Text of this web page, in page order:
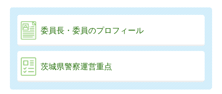
委員長・委員のプロフィール
茨城県警察運営重点